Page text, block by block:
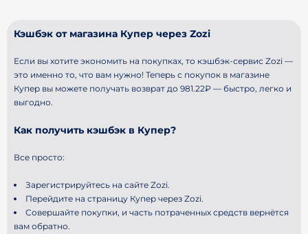
Кэшбэк от магазина Купер через Zozi
Если вы хотите экономить на покупках, то кэшбэк-сервис Zozi —
это именно то, что вам нужно! Теперь с покупок в магазине
Купер вы можете получать возврат до 981.22₽ — быстро, легко и
выгодно.
Как получить кэшбэк в Купер?
Все просто:
Зарегистрируйтесь на сайте Zozi.
Перейдите на страницу Купер через Zozi.
Совершайте покупки, и часть потраченных средств вернётся
вам обратно.